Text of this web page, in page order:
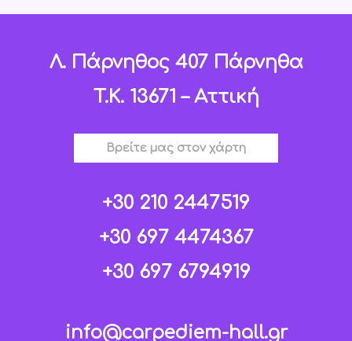
Λ. Πάρνηθος 407 Πάρνηθα
T.K. 13671 – Αττική
Βρείτε μας στον χάρτη
+30 210 2447519
+30 697 4474367
+30 697 6794919
info@carpediem-hall.gr